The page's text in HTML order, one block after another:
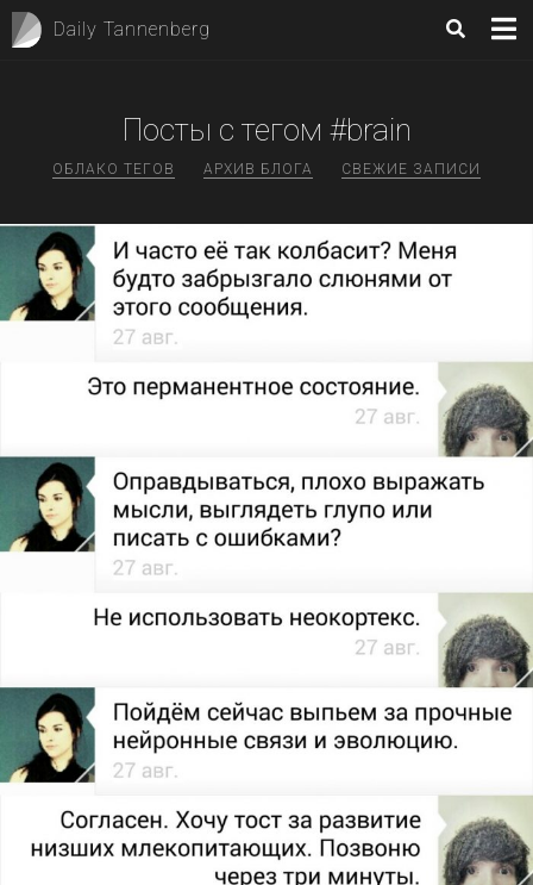
Daily Tannenberg
Посты с тегом #brain
ОБЛАКО ТЕГОВ АРХИВ БЛОГА СВЕЖИЕ ЗАПИСИ